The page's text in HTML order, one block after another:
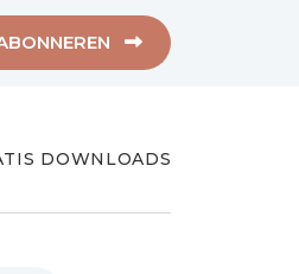
DOWNLOADS